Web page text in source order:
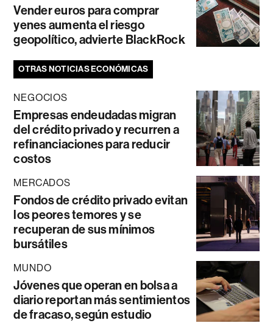
Vender euros para comprar
yenes aumenta el riesgo
geopolítico, advierte BlackRock
OTRAS NOTICIAS ECONÓMICAS
NEGOCIOS
Empresas endeudadas migran
del crédito privado y recurren a
refinanciaciones para reducir
costos
MERCADOS
Fondos de crédito privado evitan
los peores temores y se
recuperan de sus mínimos
bursátiles
MUNDO
Jóvenes que operan en bolsa a
diario reportan más sentimientos
de fracaso, según estudio